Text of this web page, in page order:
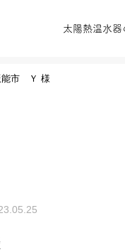
太陽熱温水器
ご紹介
能市 Ｙ 様